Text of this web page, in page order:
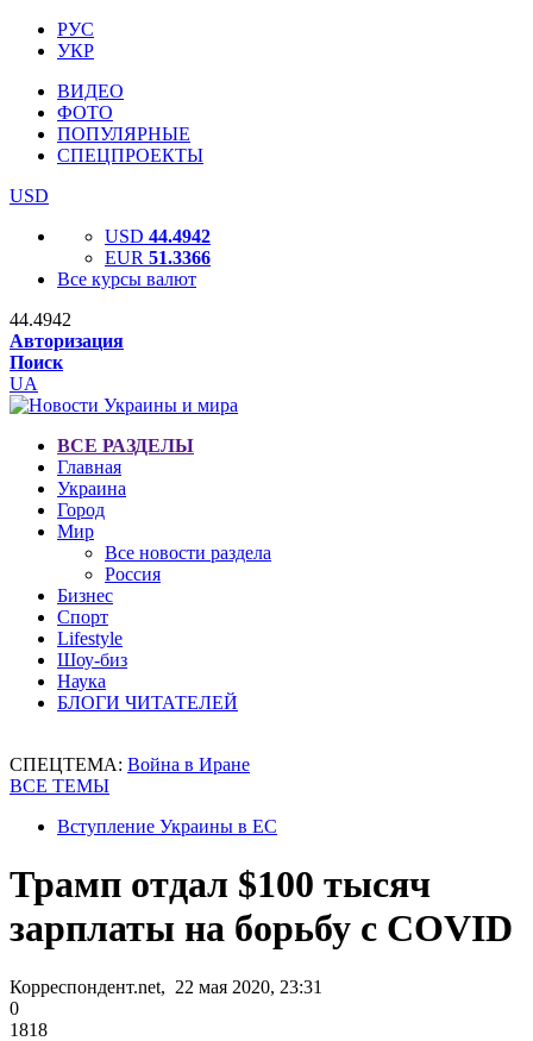
РУС
УКР
ВИДЕО
ФОТО
ПОПУЛЯРНЫЕ
СПЕЦПРОЕКТЫ
USD
USD 44.4942
EUR 51.3366
Все курсы валют
44.4942
Авторизация
Поиск
UA
ВСЕ РАЗДЕЛЫ
Главная
Украина
Город
Мир
Все новости раздела
Россия
Бизнес
Спорт
Lifestyle
Шоу-биз
Наука
БЛОГИ ЧИТАТЕЛЕЙ
СПЕЦТЕМА: Война в Иране
ВСЕ ТЕМЫ
Вступление Украины в ЕС
Трамп отдал $100 тысяч
зарплаты на борьбу с COVID
Корреспондент.net, 22 мая 2020, 23:31
0
1818